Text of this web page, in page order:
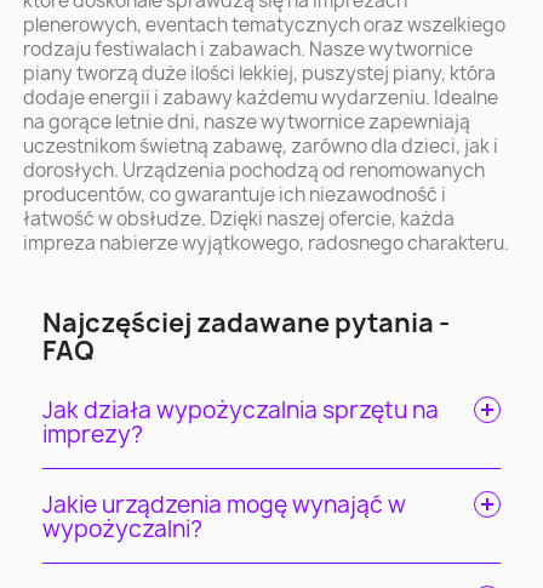
plenerowych, eventach tematycznych oraz wszelkiego
rodzaju festiwalach i zabawach. Nasze wytwornice
piany tworzą duże ilości lekkiej, puszystej piany, która
dodaje energii i zabawy każdemu wydarzeniu. Idealne
na gorące letnie dni, nasze wytwornice zapewniają
uczestnikom świetną zabawę, zarówno dla dzieci, jak i
dorosłych. Urządzenia pochodzą od renomowanych
producentów, co gwarantuje ich niezawodność i
łatwość w obsłudze. Dzięki naszej ofercie, każda
impreza nabierze wyjątkowego, radosnego charakteru.
Najczęściej zadawane pytania -
FAQ
Jak działa wypożyczalnia sprzętu na
imprezy?
Jakie urządzenia mogę wynająć w
wypożyczalni?